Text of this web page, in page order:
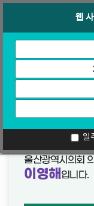
가
기
인
웹
일
열린의장실
울산광역시의회
이영해 입니다.